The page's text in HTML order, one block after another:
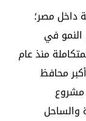
داخل مصر؛
النمو في
منذ عام
محافظ
الأراضي في البلاد، وقائمة رائعة تضم 29 مشروع
والساحل